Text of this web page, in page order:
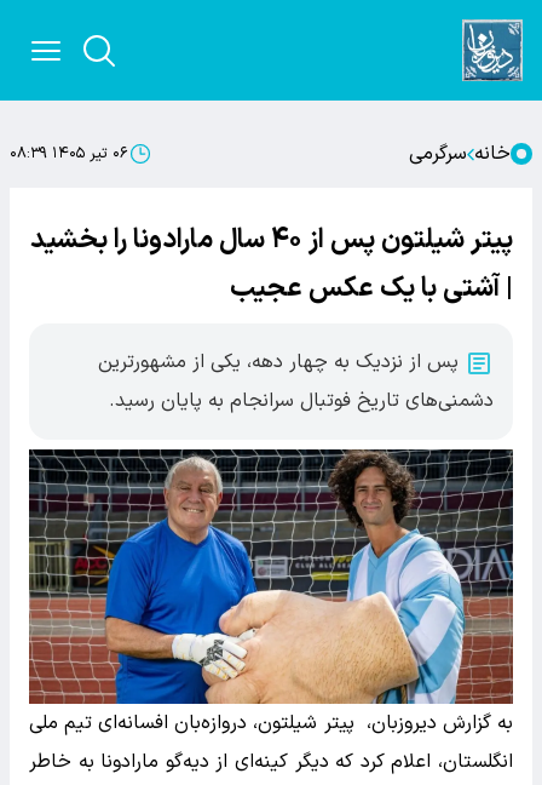
خانه سرگرمی ۰۶ تیر ۱۴۰۵ ۰۸:۳۹
پیتر شیلتون پس از ۴۰ سال مارادونا را بخشید
| آشتی با یک عکس عجیب
پس از نزدیک به چهار دهه، یکی از مشهورترین
دشمنی‌های تاریخ فوتبال سرانجام به پایان رسید.
به گزارش دیروزبان، پیتر شیلتون، دروازه‌بان افسانه‌ای تیم ملی
انگلستان، اعلام کرد که دیگر کینه‌ای از دیه‌گو مارادونا به خاطر